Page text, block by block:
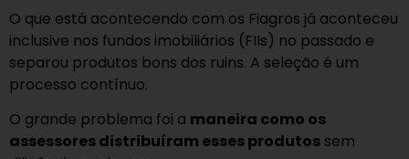
O que está acontecendo com os Fiagros já aconteceu
inclusive nos fundos imobiliários (FIIs) no passado e
separou produtos bons dos ruins. A seleção é um
processo contínuo.
O grande problema foi a maneira como os
assessores distribuíram esses produtos sem